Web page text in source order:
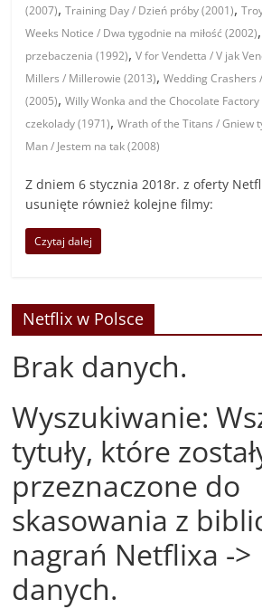
(2007),Training Day / Dzień próby (2001),
Weeks Notice / Dwa tygodnie na miłość (2002),
przebaczenia (1992),V for Vendetta / V jak
Millers / Millerowie (2013),Wedding Crashers
(2005),Willy Wonka and the Chocolate
czekolady (1971),Wrath of the Titans / Gniew
Man / Jestem na tak (2008)
Z dniem 6 stycznia 2018r. z oferty
usunięte również kolejne filmy:
Czytaj dalej
Netflix w Polsce
Brak danych.
Wyszukiwanie:
tytuły, które
przeznaczone do
skasowania z
nagrań Netflixa -
danych.